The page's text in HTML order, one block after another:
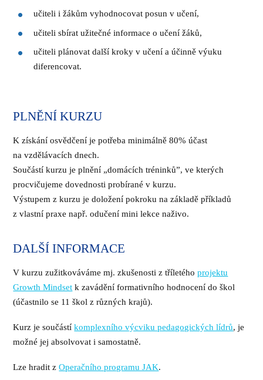
učiteli i žákům vyhodnocovat posun v učení,
učiteli sbírat užitečné informace o učení žáků,
učiteli plánovat další kroky v učení a účinně výuku
diferencovat.
PLNĚNÍ KURZU
K získání osvědčení je potřeba minimálně 80% účast
na vzdělávacích dnech.
Součástí kurzu je plnění „domácích tréninků”, ve kterých
procvičujeme dovednosti probírané v kurzu.
Výstupem z kurzu je doložení pokroku na základě příkladů
z vlastní praxe např. odučení mini lekce naživo.
DALŠÍ INFORMACE
V kurzu zužitkováváme mj. zkušenosti z tříletéhoprojektu
Growth Mindset k zavádění formativního hodnocení do škol
(účastnilo se 11 škol z různých krajů).
Kurz je součástíkomplexního výcviku pedagogických lídrů, je
možné jej absolvovat i samostatně.
Lze hradit zOperačního programu JAK.